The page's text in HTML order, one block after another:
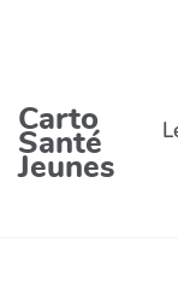
Carto
Santé
Jeunes